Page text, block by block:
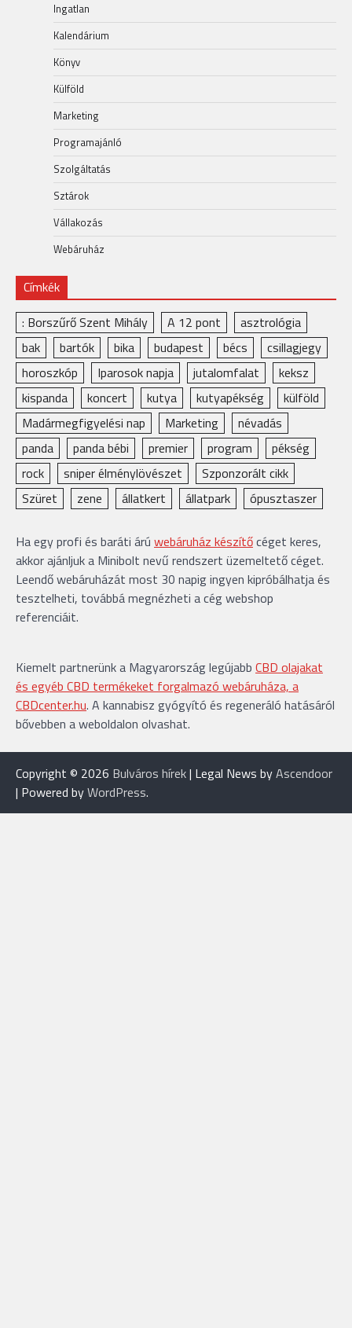
Ingatlan
Kalendárium
Könyv
Külföld
Marketing
Programajánló
Szolgáltatás
Sztárok
Vállakozás
Webáruház
Címkék
: Borszűrő Szent Mihály
A 12 pont
asztrológia
bak
bartók bika budapest bécs
csillagjegy
horoszkóp
Iparosok napja jutalomfalat
keksz
kispanda
koncert kutya kutyapékség
külföld
Madármegfigyelési nap
Marketing
névadás
panda
panda bébi premier program
pékség
rock
sniper élménylövészet
Szponzorált cikk
Szüret
zene állatkert állatpark ópusztaszer
Ha egy profi és baráti árú webáruház készítőcéget keres,
akkor ajánljuk a Minibolt nevű rendszert üzemeltető céget.
Leendő webáruházát most 30 napig ingyen kipróbálhatja és
tesztelheti, továbbá megnézheti a cég webshop
referenciáit.
Kiemelt partnerünk a Magyarország legújabb CBD olajakat
és egyéb CBD termékeket forgalmazó webáruháza, a
CBDcenter.hu. A kannabisz gyógyító és regeneráló hatásáról
bővebben a weboldalon olvashat.
Copyright © 2026 Bulváros hírek| Legal News byAscendoor
| Powered byWordPress.